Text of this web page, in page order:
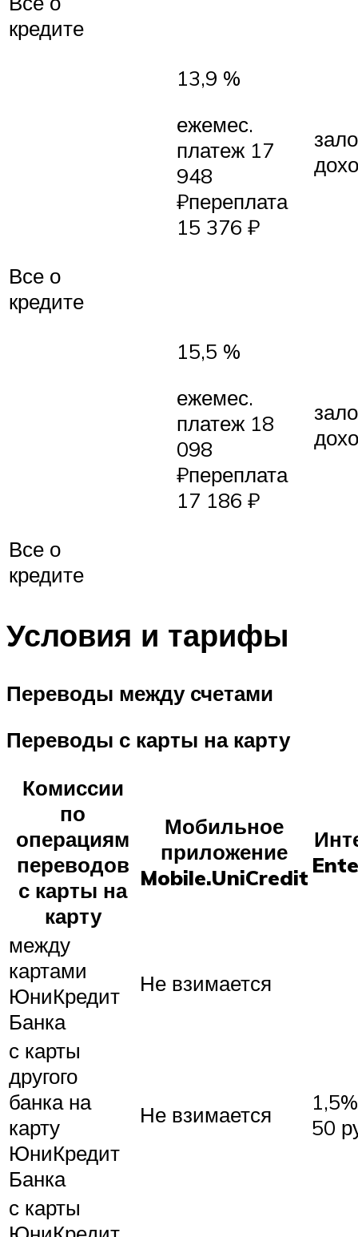
кредите
13,9 %
ежемес.
платеж 17
948
₽переплата
15 376 ₽
Все о
кредите
15,5 %
ежемес.
платеж 18
098
₽переплата
17 186 ₽
Все о
кредите
Условия и тарифы
Переводы между счетами
Переводы с карты на карту
Комиссии
по
операциям
переводов
с карты на
карту
Мобильное
приложение
Mobile.UniCredit
между
картами
ЮниКредит
Банка
Не взимается
с карты
другого
банка на
карту
ЮниКредит
Банка
Не взимается
50
с карты